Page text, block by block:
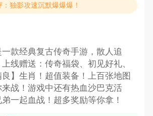
独影攻速沉默爆爆爆！
一款经典复古传奇手游，散人追
线赠送：传奇福袋、初见好礼、
】生肖！超值装备！上百张地图
战！游戏中还有热血沙巴克活
一起血战！超多奖励等你拿！